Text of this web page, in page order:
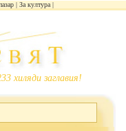
За култура
хиляди заглавия!